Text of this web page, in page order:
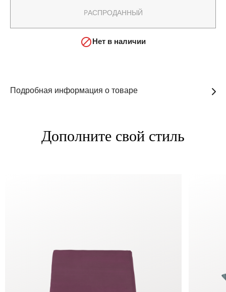
PАСПРОДАННЫЙ
 Нет в наличии
Подробная информация о товаре
Дополните свой стиль